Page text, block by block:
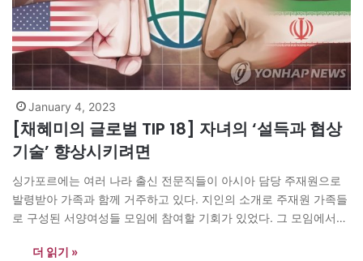
January 4, 2023
[채혜미의 글로벌 TIP 18] 자녀의 ‘설득과 협상
기술’ 향상시키려면
싱가포르에는 여러 나라 출신 전문직들이 아시아 담당 주재원으로
발령받아 가족과 함께 거주하고 있다. 지인의 소개로 주재원 가족들
로 구성된 서양여성들 모임에 참여할 기회가 있었다. 그 모임에서는
의 차이를 분석하고 연구하는 다양한 워크숍을 자주 열었다. 모임 회
더 읽기 »